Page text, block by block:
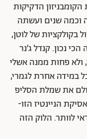
הדקיקות
וכמה שנים ועשתה
בקולקציות של לוטן,
נכון. קנדל ג׳נר
פחות ממנה אשלי
במידה אחרת לגמרי,
את שמלת הסליפ
הניינטיז הזו-
לוותר. הלוק הזה